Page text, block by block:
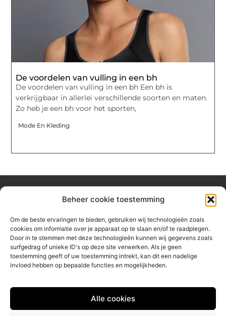
Beheer cookie toestemming
Om de beste ervaringen te bieden, gebruiken wij technologieën zoals
cookies om informatie over je apparaat op te slaan en/of te raadplegen.
Door in te stemmen met deze technologieën kunnen wij gegevens zoals
surfgedrag of unieke ID's op deze site verwerken. Als je geen
toestemming geeft of uw toestemming intrekt, kan dit een nadelige
invloed hebben op bepaalde functies en mogelijkheden.
Alle cookies
De voordelen van vulling in een bh
De voordelen van vulling in een bh Een bh is
verkrijgbaar in allerlei verschillende soorten en maten.
Zo heb je een bh voor het sporten,
Mode En Kleding
Jouw gids voor inspiratie en tips uit het dagelijks leven.
Ontdek een brede verzameling blogs en artikelen die je helpen
om het meeste uit elke dag te halen, met praktische adviezen
en verrassende inzichten.
Bericht categorie
Main Links